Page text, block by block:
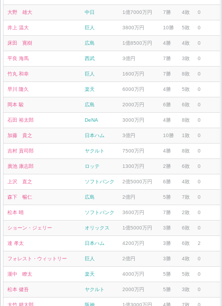
大野 雄大 中日 1億7000万円 7勝 4敗 0
井上 温大 巨人 3800万円 10勝 5敗 0
床田 寛樹 広島 1億8500万円 4勝 4敗 0
平良 海馬 西武 3億円 7勝 3敗 0
竹丸 和幸 巨人 1600万円 7勝 8敗 0
早川 隆久 楽天 6000万円 4勝 5敗 0
岡本 駿 広島 2000万円 6勝 6敗 0
石田 裕太郎 DeNA 3000万円 4勝 8敗 0
加藤 貴之 日本ハム 3億円 10勝 1敗 0
吉村 貢司郎 ヤクルト 7500万円 4勝 8敗 0
廣池 康志郎 ロッテ 1300万円 2勝 6敗 0
上沢 直之 ソフトバンク 2億5000万円 6勝 4敗 0
森下 暢仁 広島 2億円 5勝 7敗 0
松本 晴 ソフトバンク 3600万円 7勝 2敗 0
ショーン・ジェリー オリックス 1億5000万円 3勝 6敗 0
達 孝太 日本ハム 4200万円 3勝 6敗 2
フォレスト・ウィットリー 巨人 2億円 3勝 4敗 0
瀧中 瞭太 楽天 4000万円 5勝 5敗 0
松本 健吾 ヤクルト 2000万円 5勝 3敗 0
大竹 耕太郎 阪神 1億3000万円 4勝 7敗 0